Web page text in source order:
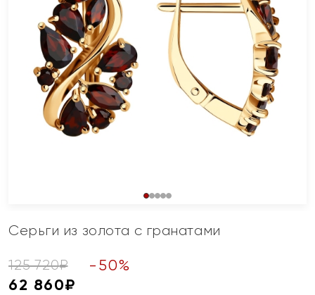
Серьги из золота с гранатами
125 720₽ - 50%
62 860₽